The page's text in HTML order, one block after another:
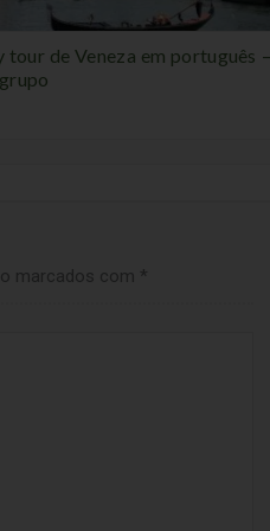
tour de Veneza em português –
marcados com *